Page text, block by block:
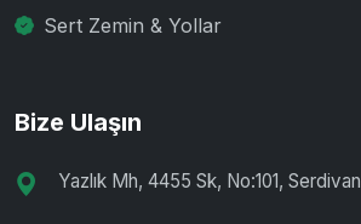
Sert Zemin & Yollar
Bize Ulaşın
Yazlık Mh, 4455 Sk, No:101, Serdivan